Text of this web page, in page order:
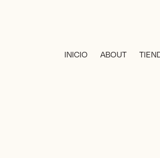
INICIO ABOUT